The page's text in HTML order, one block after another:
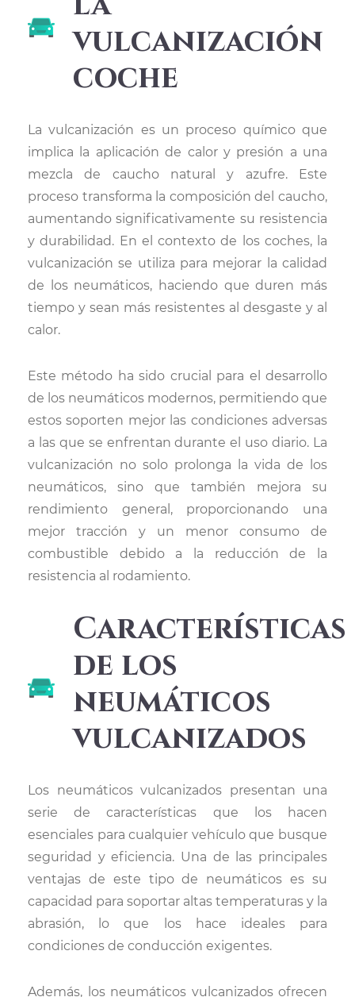
vulcanización
coche
La vulcanización es un proceso químico que
implica la aplicación de calor y presión a una
mezcla de caucho natural y azufre. Este
proceso transforma la composición del caucho,
aumentando significativamente su resistencia
y durabilidad. En el contexto de los coches, la
vulcanización se utiliza para mejorar la calidad
de los neumáticos, haciendo que duren más
tiempo y sean más resistentes al desgaste y al
calor.
Este método ha sido crucial para el desarrollo
de los neumáticos modernos, permitiendo que
estos soporten mejor las condiciones adversas
a las que se enfrentan durante el uso diario. La
vulcanización no solo prolonga la vida de los
neumáticos, sino que también mejora su
rendimiento general, proporcionando una
mejor tracción y un menor consumo de
combustible debido a la reducción de la
resistencia al rodamiento.
Características
de los
neumáticos
vulcanizados
Los neumáticos vulcanizados presentan una
serie de características que los hacen
esenciales para cualquier vehículo que busque
seguridad y eficiencia. Una de las principales
ventajas de este tipo de neumáticos es su
capacidad para soportar altas temperaturas y la
abrasión, lo que los hace ideales para
condiciones de conducción exigentes.
Además, los neumáticos vulcanizados ofrecen